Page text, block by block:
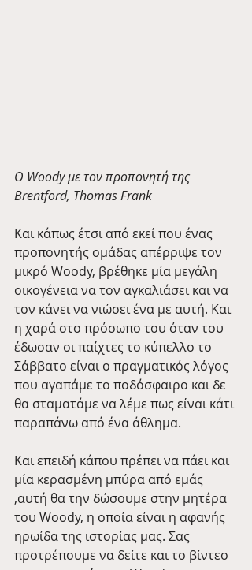
Ο Woody με τον προπονητή της
Brentford, Thomas Frank
Και κάπως έτσι από εκεί που ένας
προπονητής ομάδας απέρριψε τον
μικρό Woody, βρέθηκε μία μεγάλη
οικογένεια να τον αγκαλιάσει και να
τον κάνει να νιώσει ένα με αυτή. Και
η χαρά στο πρόσωπο του όταν του
έδωσαν οι παίχτες το κύπελλο το
Σάββατο είναι ο πραγματικός λόγος
που αγαπάμε το ποδόσφαιρο και δε
θα σταματάμε να λέμε πως είναι κάτι
παραπάνω από ένα άθλημα.
Και επειδή κάπου πρέπει να πάει και
μία κερασμένη μπύρα από εμάς
,αυτή θα την δώσουμε στην μητέρα
του Woody, η οποία είναι η αφανής
ηρωίδα της ιστορίας μας. Σας
προτρέπουμε να δείτε και το βίντεο